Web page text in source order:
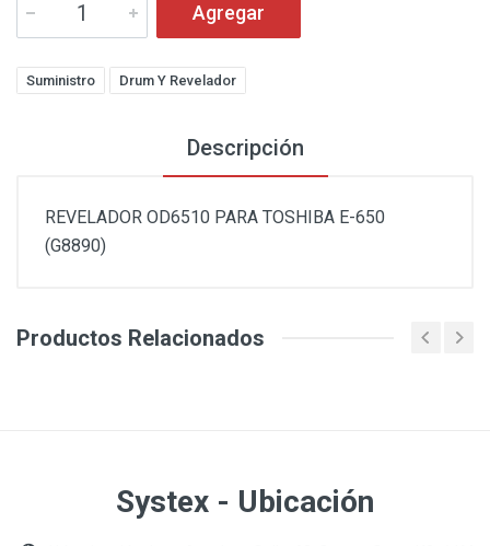
Agregar
Suministro Drum Y Revelador
Descripción
REVELADOR OD6510 PARA TOSHIBA E-650
(G8890)
Productos Relacionados
Systex - Ubicación